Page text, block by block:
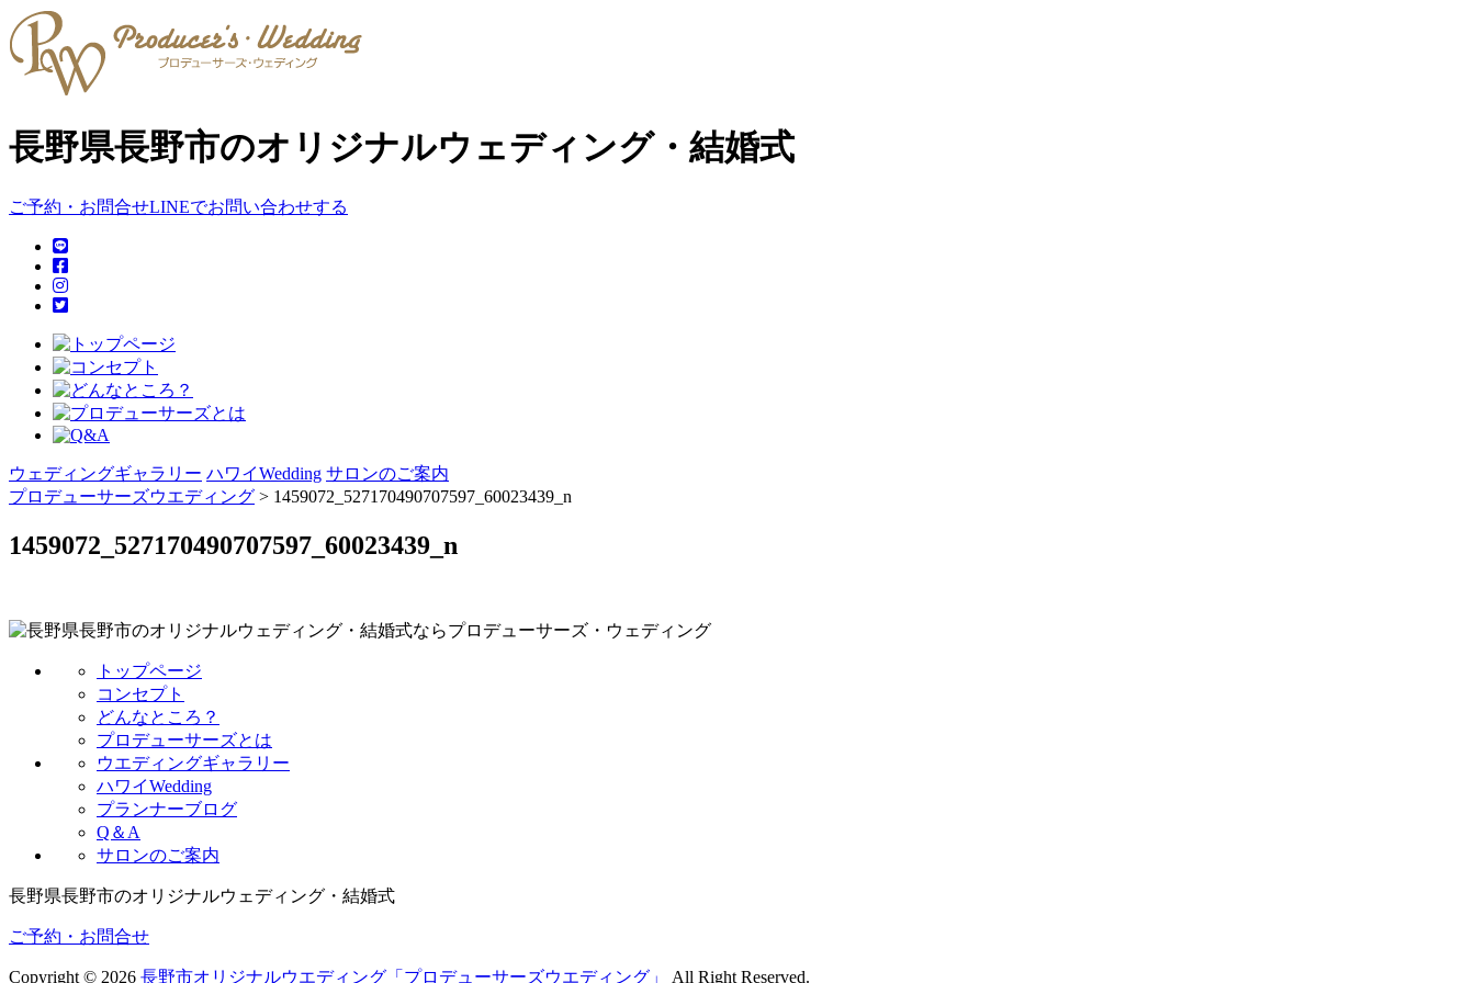
長野県長野市のオリジナルウェディング・結婚式
ご予約・お問合せLINEでお問い合わせする
ウェディングギャラリー ハワイWedding サロンのご案内
プロデューサーズウエディング > 1459072_527170490707597_60023439_n
1459072_527170490707597_60023439_n
トップページ
コンセプト
どんなところ？
プロデューサーズとは
ウエディングギャラリー
ハワイWedding
プランナーブログ
Q＆A
サロンのご案内
長野県長野市のオリジナルウェディング・結婚式
ご予約・お問合せ
Copyright © 2026 長野市オリジナルウエディング「プロデューサーズウエディング」 All Right Reserved.